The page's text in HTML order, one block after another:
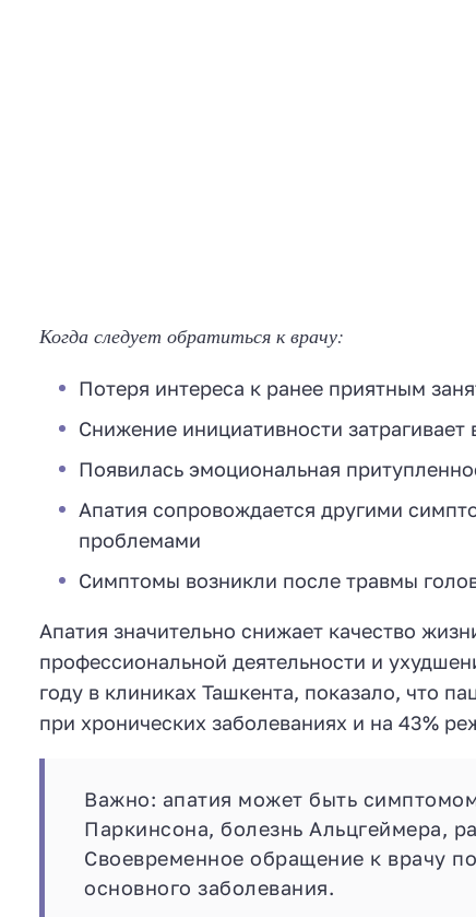
Когда следует обратиться к врачу:
Потеря интереса к ранее приятным
Снижение инициативности
Появилась эмоциональная
Апатия сопровождается другими
проблемами
Симптомы возникли после травмы
Апатия значительно снижает качество
профессиональной деятельности и
году в клиниках Ташкента, показало, что
при хронических заболеваниях и на 43%
Важно: апатия может быть
Паркинсона, болезнь Альцгеймера,
Своевременное обращение к врачу
основного заболевания.